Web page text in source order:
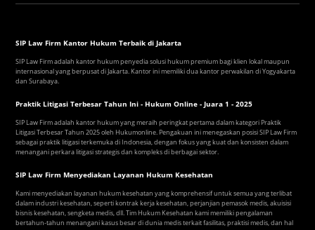
SIP Law Firm Kantor Hukum Terbaik di Jakarta
SIP Law Firm adalah kantor hukum penyedia solusi hukum premium bagi klien lokal maupun
internasional yang berpusat di Jakarta. Kantor ini memiliki dua kantor perwakilan di Yogyakarta
dan Surabaya.
Praktik Litigasi Terbesar Tahun Ini - Hukum Online - Juara 1 - 2025
SIP Law Firm adalah kantor hukum yang meraih peringkat pertama dalam kategori Praktik
Litigasi Terbesar Tahun 2025 oleh Hukumonline. Pengakuan ini menegaskan posisi SIP Law Firm
sebagai praktik litigasi terkemuka di Indonesia, dengan fokus yang kuat dan konsisten dalam
menangani perkara litigasi strategis dan kompleks di berbagai sektor.
SIP Law Firm Menyediakan Layanan Hukum Kesehatan
Kami menyediakan layanan hukum kesehatan yang komprehensif untuk semua yang terlibat
dalam industri kesehatan, seperti kontrak kerja kesehatan, perjanjian pemasok medis, akuisisi
bisnis kesehatan, sengketa medis, dll. Tim Hukum Kesehatan kami memiliki pengalaman
bertahun-tahun menangani kasus besar di dunia medis terkait fasilitas, praktisi medis, dan hal